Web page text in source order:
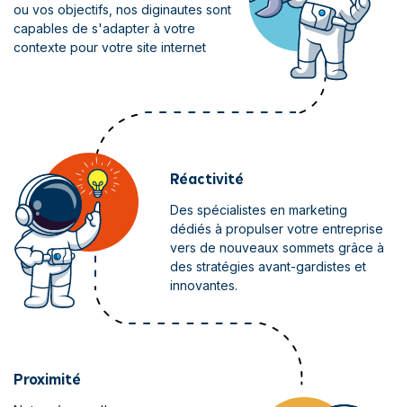
ou vos objectifs, nos diginautes sont
capables de s'adapter à votre
contexte pour votre site internet
Réactivité
Des spécialistes en marketing
dédiés à propulser votre entreprise
vers de nouveaux sommets grâce à
des stratégies avant-gardistes et
innovantes.
Proximité